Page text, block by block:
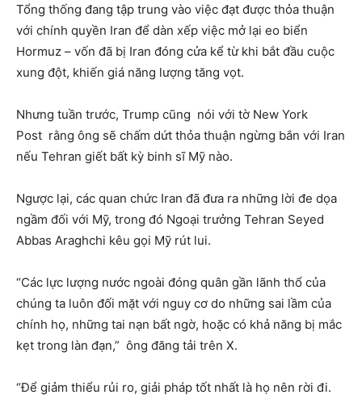
Tổng thống đang tập trung vào việc đạt được thỏa thuận
với chính quyền Iran để dàn xếp việc mở lại eo biển
Hormuz – vốn đã bị Iran đóng cửa kể từ khi bắt đầu cuộc
xung đột, khiến giá năng lượng tăng vọt.
Nhưng tuần trước, Trump cũng nói với tờ New York
Post rằng ông sẽ chấm dứt thỏa thuận ngừng bắn với Iran
nếu Tehran giết bất kỳ binh sĩ Mỹ nào.
Ngược lại, các quan chức Iran đã đưa ra những lời đe dọa
ngầm đối với Mỹ, trong đó Ngoại trưởng Tehran Seyed
Abbas Araghchi kêu gọi Mỹ rút lui.
“Các lực lượng nước ngoài đóng quân gần lãnh thổ của
chúng ta luôn đối mặt với nguy cơ do những sai lầm của
chính họ, những tai nạn bất ngờ, hoặc có khả năng bị mắc
kẹt trong làn đạn,” ông đăng tải trên X.
“Để giảm thiểu rủi ro, giải pháp tốt nhất là họ nên rời đi.